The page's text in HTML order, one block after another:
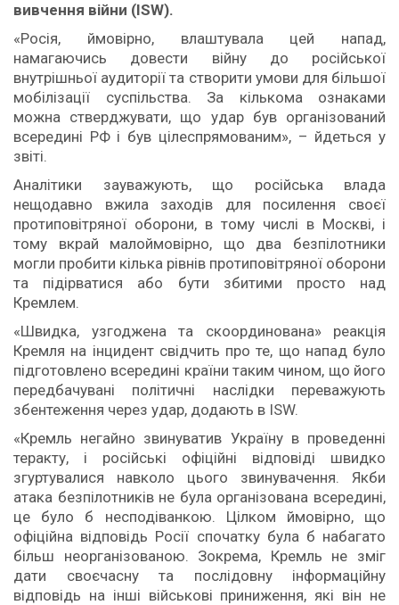
вивчення війни (ISW).
«Росія, ймовірно, влаштувала цей напад,
намагаючись довести війну до російської
внутрішньої аудиторії та створити умови для більшої
мобілізації суспільства. За кількома ознаками
можна стверджувати, що удар був організований
всередині РФ і був цілеспрямованим», – йдеться у
звіті.
Аналітики зауважують, що російська влада
нещодавно вжила заходів для посилення своєї
протиповітряної оборони, в тому числі в Москві, і
тому вкрай малоймовірно, що два безпілотники
могли пробити кілька рівнів протиповітряної оборони
та підірватися або бути збитими просто над
Кремлем.
«Швидка, узгоджена та скоординована» реакція
Кремля на інцидент свідчить про те, що напад було
підготовлено всередині країни таким чином, що його
передбачувані політичні наслідки переважують
збентеження через удар, додають в ISW.
«Кремль негайно звинуватив Україну в проведенні
теракту, і російські офіційні відповіді швидко
згуртувалися навколо цього звинувачення. Якби
атака безпілотників не була організована всередині,
це було б несподіванкою. Цілком ймовірно, що
офіційна відповідь Росії спочатку була б набагато
більш неорганізованою. Зокрема, Кремль не зміг
дати своєчасну та послідовну інформаційну
відповідь на інші військові приниження, які він не